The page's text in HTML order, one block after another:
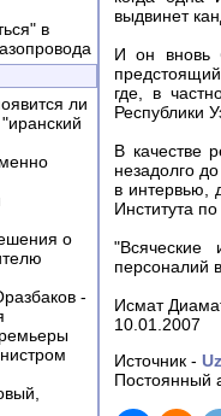
в
ли
о
-
выдвинет
И он вновь
где, в
Республики
В качестве
незадолго
в интервью,
Института
"Всяческие
персоналий
Исмат
10.01.2007
Источник -
Постоянный